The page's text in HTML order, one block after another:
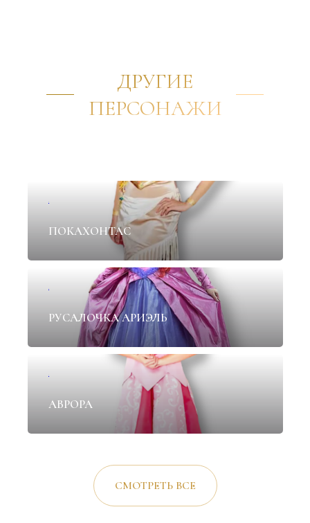
ДРУГИЕ
ПЕРСОНАЖИ
ПОКАХОНТАС
РУСАЛОЧКА АРИЭЛЬ
АВРОРА
СМОТРЕТЬ ВСЕ